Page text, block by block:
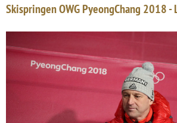
Skispringen OWG PyeongChang 2018 -